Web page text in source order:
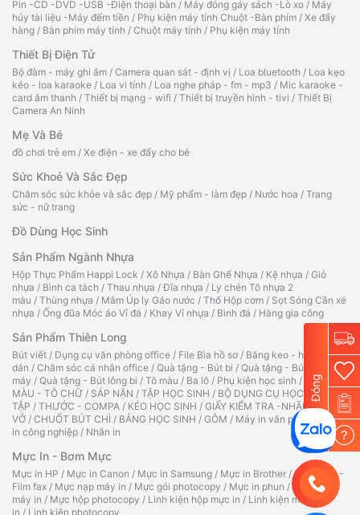
Pin -CD -DVD -USB -Điện thoại bàn / Máy đóng gáy sách -Lò xo / Máy
hủy tài liệu -Máy đếm tiền / Phụ kiện máy tính Chuột -Bàn phím / Xe đẩy
hàng / Bàn phím máy tính / Chuột máy tính / Phụ kiện máy tính
Thiết Bị Điện Tử
Bộ đàm - máy ghi âm / Camera quan sát - định vị / Loa bluetooth / Loa kẹo
kéo - loa karaoke / Loa vi tính / Loa nghe pháp - fm - mp3 / Mic karaoke -
card âm thanh / Thiết bị mạng - wifi / Thiết bị truyền hình - tivi / Thiết Bị
Camera An Ninh
Mẹ Và Bé
đồ chơi trẻ em / Xe điện - xe đẩy cho bé
Sức Khoẻ Và Sắc Đẹp
Chăm sóc sức khỏe và sắc đẹp / Mỹ phẩm - làm đẹp / Nước hoa / Trang
sức - nữ trang
Đồ Dùng Học Sinh
Sản Phẩm Ngành Nhựa
Hộp Thực Phẩm Happi Lock / Xô Nhựa / Bàn Ghế Nhựa / Kệ nhựa / Giỏ
nhựa / Bình ca tách / Thau nhựa /Đĩa nhựa / Ly chén Tô nhựa 2
màu / Thùng nhựa / Mâm Úp ly Gáo nước / Thố Hộp cơm / Sọt Sóng Cần xé
nhựa / Ống đũa Móc áo Vỉ đá / Khay Vỉ nhựa / Bình đá / Hàng gia công
Sản Phẩm Thiên Long
Bút viết / Dụng cụ văn phòng office / File Bìa hồ sơ / Băng keo - hồ
dán / Chăm sóc cá nhân office / Quà tặng - Bút bi / Quà tặng - Bút
máy / Quà tặng - Bút lông bi / Tô màu / Ba lô / Phụ kiện học sinh /
TẬP TÔ
MÀU - TÔ CHỮ / SÁP NẶN / TẬP HỌC SINH / BỘ DỤNG CỤ HỌC
TẬP / THƯỚC - COMPA / KÉO HỌC SINH / GIẤY KIỂM TRA -NHÃN
VỞ / CHUỐT BÚT CHÌ / BẢNG HỌC SINH / GÔM / Máy in văn phòng
Máy
in công nghiệp / Nhãn in
Mực In - Bơm Mực
Mực in HP / Mực in Canon / Mực in Samsung / Mực in Brother /Ruy băng -
Film fax / Mực nạp máy in / Mực gói photocopy / Mực in phun / Hộp mực
máy in / Mực hộp photocopy / Linh kiện hộp mực in / Linh kiện máy
in / Linh kiện photocopy
Đóng
?